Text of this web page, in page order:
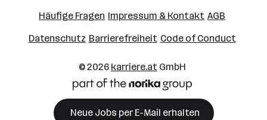
Häufige Fragen Impressum & Kontakt AGB
Datenschutz Barrierefreiheit Code of Conduct
© 2026 karriere.atGmbH
Neue Jobs per E-Mail erhalten